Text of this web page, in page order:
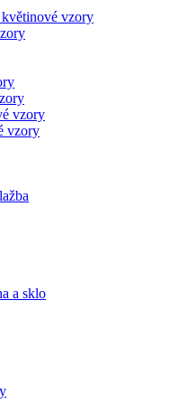
vzory
vzory
vzory
a sklo